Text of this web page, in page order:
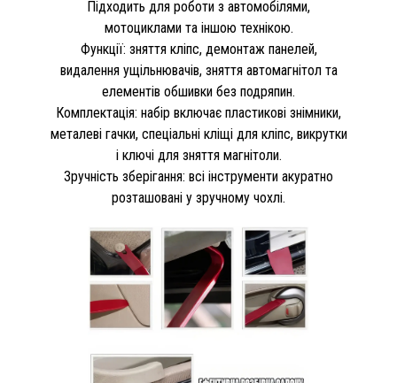
Підходить для роботи з автомобілями,
мотоциклами та іншою технікою.
Функції: зняття кліпс, демонтаж панелей,
видалення ущільнювачів, зняття автомагнітол та
елементів обшивки без подряпин.
Комплектація: набір включає пластикові знімники,
металеві гачки, спеціальні кліщі для кліпс, викрутки
і ключі для зняття магнітоли.
Зручність зберігання: всі інструменти акуратно
розташовані у зручному чохлі.